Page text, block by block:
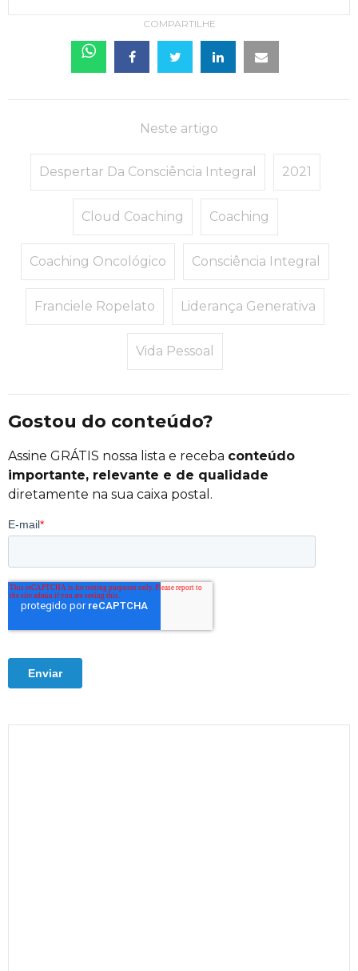
COMPARTILHE
Neste artigo
Despertar Da Consciência Integral 2021
Cloud Coaching Coaching
Coaching Oncológico Consciência Integral
Franciele Ropelato Liderança Generativa
Vida Pessoal
Gostou do conteúdo?
Assine GRÁTIS nossa lista e receba conteúdo
importante, relevante e de qualidade
diretamente na sua caixa postal.